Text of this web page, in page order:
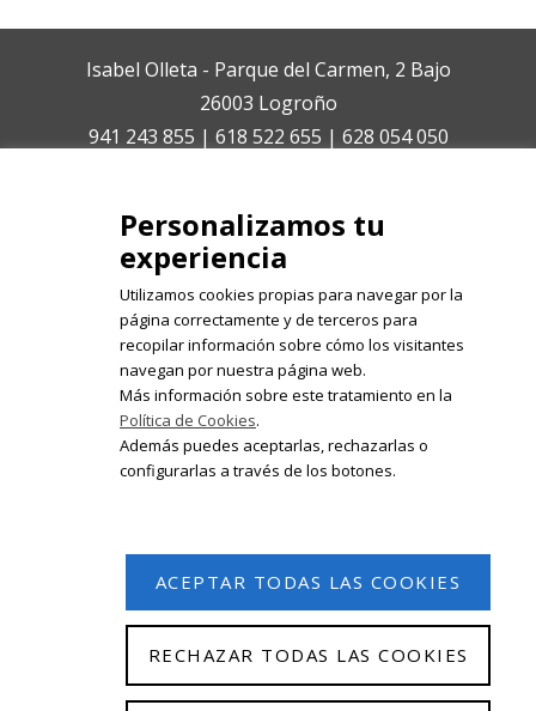
Isabel Olleta - Parque del Carmen, 2 Bajo
26003 Logroño
941 243 855 | 618 522 655 | 628 054 050
Registrate en nuestro boletín de
noticias
© 2026 Isabel Olleta. Todos los derechos reservados.
Personalizamos tu
experiencia
Utilizamos cookies propias para navegar por la
página correctamente y de terceros para
recopilar información sobre cómo los visitantes
navegan por nuestra página web.
Más información sobre este tratamiento en la
Política de Cookies.
Además puedes aceptarlas, rechazarlas o
configurarlas a través de los botones.
ACEPTAR TODAS LAS COOKIES
RECHAZAR TODAS LAS COOKIES